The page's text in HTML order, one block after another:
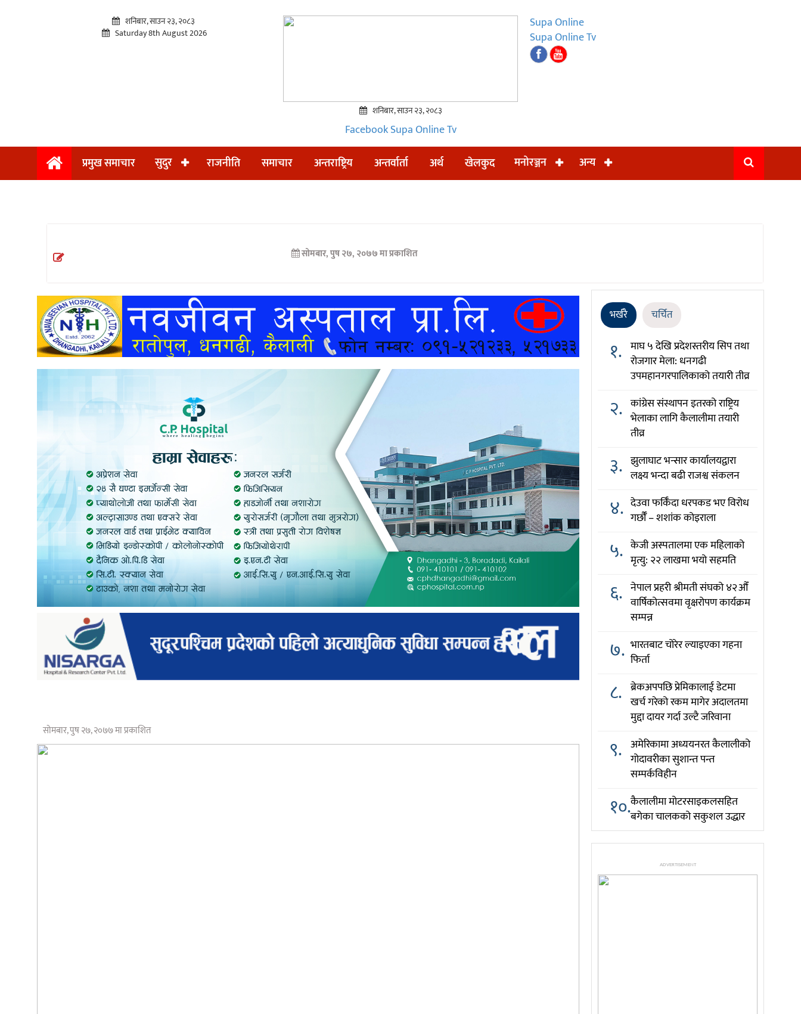
समाचार
अन्तराष्ट्रिय
खेलकुद
शनिबार, साउन २३, २०८३
Saturday 8th August 2026
Supa Online
Supa Online Tv
शनिबार, साउन २३, २०८३
FacebookSupa Online Tv
प्रमुख समाचार
सुदुर राजनीति समाचार अन्तराष्ट्रिय अन्तर्वार्ता अर्थ खेलकुद मनोरञ्जन अन्य
सोमबार, पुष २७, २०७७ मा प्रकाशित
सोमबार, पुष २७, २०७७ मा प्रकाशित
भर्खरै चर्चित
१. माघ ५ देखि प्रदेशस्तरीय सिप तथा
रोजगार मेला: धनगढी
उपमहानगरपालिकाको तयारी तीव्र
२. कांग्रेस संस्थापन इतरको राष्ट्रिय
भेलाका लागि कैलालीमा तयारी
तीव्र
३. झुलाघाट भन्सार कार्यालयद्वारा
लक्ष्य भन्दा बढी राजश्व संकलन
४. देउवा फर्किँदा धरपकड भए विरोध
गर्छौँं – शशांक कोइराला
५. केजी अस्पतालमा एक महिलाको
मृत्यु: २२ लाखमा भयो सहमति
६. नेपाल प्रहरी श्रीमती संघको ४२औँ
वार्षिकोत्सवमा वृक्षरोपण कार्यक्रम
सम्पन्न
७. भारतबाट चोरेर ल्याइएका गहना
फिर्ता
८. ब्रेकअपपछि प्रेमिकालाई डेटमा
खर्च गरेको रकम मागेर अदालतमा
मुद्दा दायर गर्दा उल्टै जरिवाना
९. अमेरिकामा अध्ययनरत कैलालीको
गोदावरीका सुशान्त पन्त
सम्पर्कविहीन
१०.कैलालीमा मोटरसाइकलसहित
बगेका चालकको सकुशल उद्धार
ADVERTISEMENT